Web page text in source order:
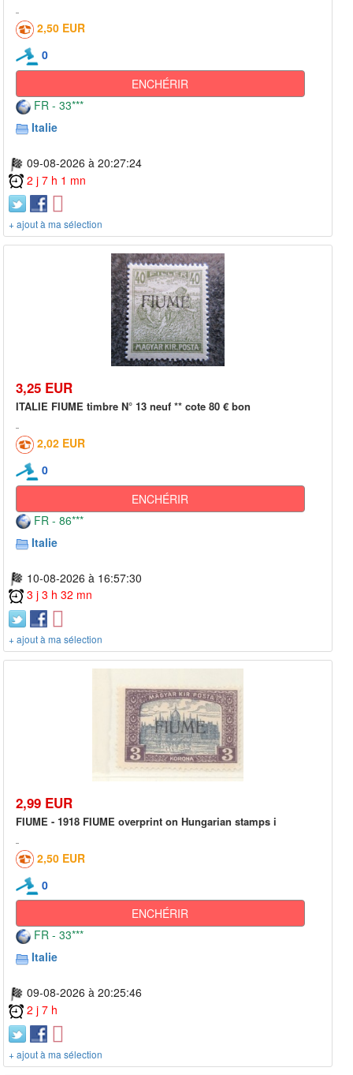
2,50 EUR
0
ENCHÉRIR
FR - 33***
Italie
09-08-2026 à 20:27:24
2 j 7 h 1 mn
+ ajout à ma sélection
3,25 EUR
ITALIE FIUME timbre N° 13 neuf ** cote 80 € bon
2,02 EUR
0
ENCHÉRIR
FR - 86***
Italie
10-08-2026 à 16:57:30
3 j 3 h 32 mn
+ ajout à ma sélection
2,99 EUR
FIUME - 1918 FIUME overprint on Hungarian stamps i
2,50 EUR
0
ENCHÉRIR
FR - 33***
Italie
09-08-2026 à 20:25:46
2 j 7 h
+ ajout à ma sélection